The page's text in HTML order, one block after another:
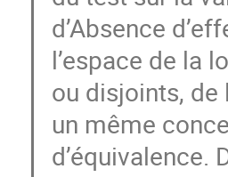
d’Absence
l’espace de la
ou disjoints, de
un même
d’équivalence.